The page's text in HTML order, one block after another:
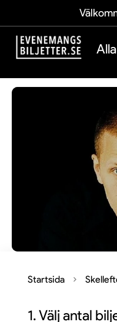
Startsida
1.Välj antal